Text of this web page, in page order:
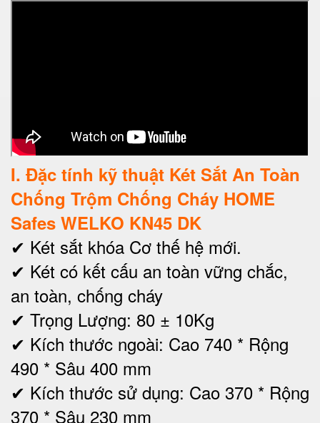
I. Đặc tính kỹ thuật Két Sắt An Toàn
Chống Trộm Chống Cháy HOME
Safes WELKO KN45 DK
✔ Két sắt khóa Cơ thế hệ mới.
✔ Két có kết cấu an toàn vững chắc,
an toàn, chống cháy
✔ Trọng Lượng: 80 ± 10Kg
✔ Kích thước ngoài: Cao 740 * Rộng
490 * Sâu 400 mm
✔ Kích thước sử dụng: Cao 370 * Rộng
370 * Sâu 230 mm